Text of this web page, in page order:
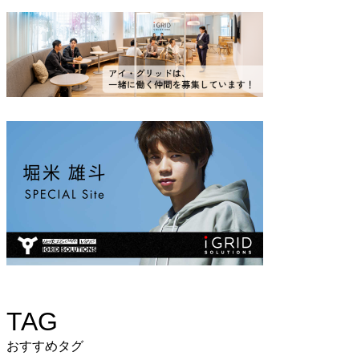
TAG
おすすめタグ